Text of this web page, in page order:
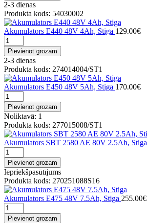
2-3 dienas
Produkta kods: 54030002
Akumulators E440 48V 4Ah, Stiga 129.00€
Pievienot grozam
2-3 dienas
Produkta kods: 274014004/ST1
Akumulators E450 48V 5Ah, Stiga 170.00€
Pievienot grozam
Noliktavā: 1
Produkta kods: 277015008/ST1
Akumulators SBT 2580 AE 80V 2.5Ah, Stiga
Pievienot grozam
Iepriekšpasūtījums
Produkta kods: 270251088S16
Akumulators E475 48V 7.5Ah, Stiga 255.00€
Pievienot grozam